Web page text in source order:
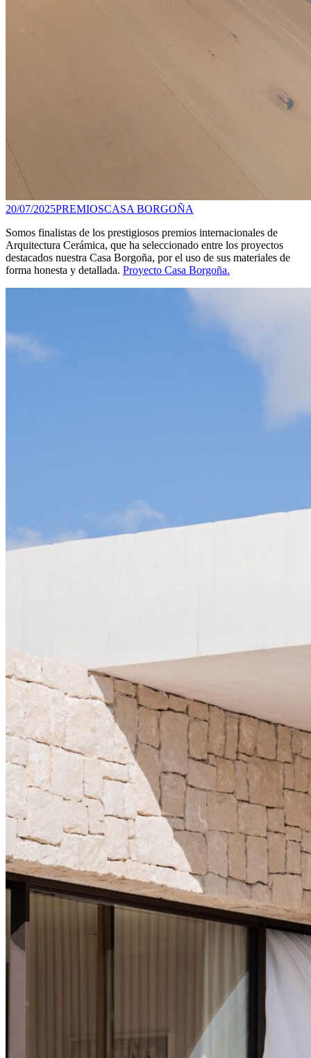
20/07/2025PREMIOSCASA BORGOÑA
Somos finalistas de los prestigiosos premios internacionales de
Arquitectura Cerámica, que ha seleccionado entre los proyectos
destacados nuestra Casa Borgoña, por el uso de sus materiales de
forma honesta y detallada. Proyecto Casa Borgoña.